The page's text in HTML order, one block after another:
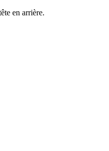
en arrière.